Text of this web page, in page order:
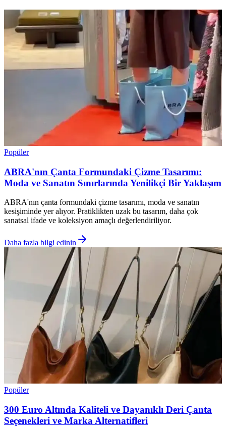
Popüler
ABRA'nın Çanta Formundaki Çizme Tasarımı:
Moda ve Sanatın Sınırlarında Yenilikçi Bir Yaklaşım
ABRA'nın çanta formundaki çizme tasarımı, moda ve sanatın
kesişiminde yer alıyor. Pratiklikten uzak bu tasarım, daha çok
sanatsal ifade ve koleksiyon amaçlı değerlendiriliyor.
Daha fazla bilgi edinin
Popüler
300 Euro Altında Kaliteli ve Dayanıklı Deri Çanta
Seçenekleri ve Marka Alternatifleri